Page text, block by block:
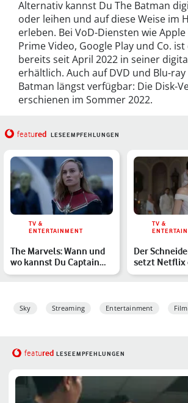
Alternativ kannst Du The Batman
oder leihen und auf diese Weise im
erleben. Bei VoD-Diensten wie Apple
Prime Video, Google Play und Co. ist
bereits seit April 2022 in seiner
erhältlich. Auch auf DVD und Blu-ray
Batman längst verfügbar: Die Disk-
erschienen im Sommer 2022.
featured LESEEMPFEHLUNGEN
TV &
ENTERTAINMENT
The Marvels: Wann und
wo kannst Du Captain
Marvel 2 streamen?
TV &
Der
setzt Netflix
türkische
Sky Streaming Entertainment Film
featured LESEEMPFEHLUNGEN